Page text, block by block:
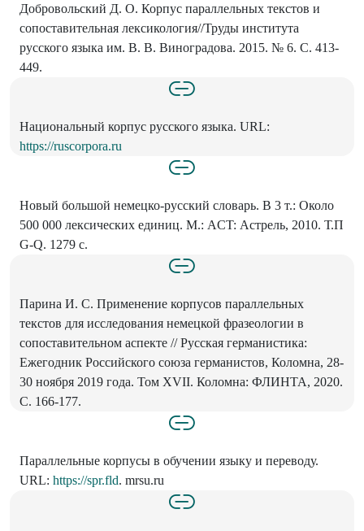
Добровольский Д. О. Корпус параллельных текстов и
сопоставительная лексикология//Труды института
русского языка им. В. В. Виноградова. 2015. № 6. С. 413-
449.
Национальный корпус русского языка. URL:
https://ruscorpora.ru
Новый большой немецко-русский словарь. В 3 т.: Около
500 000 лексических единиц. М.: ACT: Астрель, 2010. Т.П
G-Q. 1279 с.
Парина И. С. Применение корпусов параллельных
текстов для исследования немецкой фразеологии в
сопоставительном аспекте // Русская германистика:
Ежегодник Российского союза германистов, Коломна, 28-
30 ноября 2019 года. Том XVII. Коломна: ФЛИНТА, 2020.
С. 166-177.
Параллельные корпусы в обучении языку и переводу.
URL: https://spr.fld. mrsu.ru